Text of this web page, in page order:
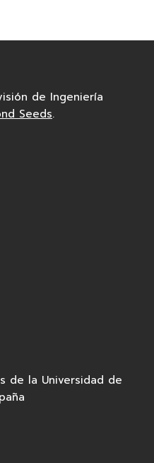
de Ingeniería
Seeds.
de la Universidad de